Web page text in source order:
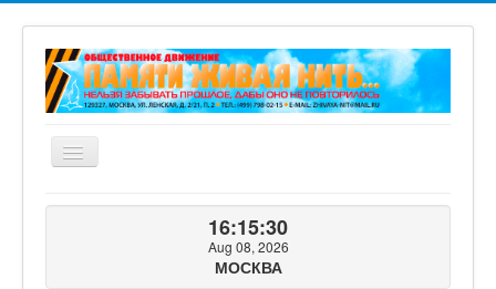
Включить/
выключить
ГЛАВНАЯ
16:15:31
Aug 08, 2026
МОСКВА